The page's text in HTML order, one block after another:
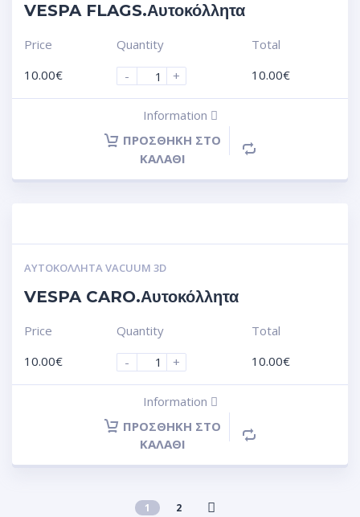
VESPA FLAGS.Αυτοκόλλητα
Price
10.00€
Quantity
-
+
Total
10.00€
Information
ΠΡΟΣΘΉΚΗ ΣΤΟ
ΚΑΛΆΘΙ
ΑΥΤΟΚΌΛΛΗΤΑ VACUUM 3D
VESPA CARO.Αυτοκόλλητα
Price
10.00€
Quantity
-
+
Total
10.00€
Information
ΠΡΟΣΘΉΚΗ ΣΤΟ
ΚΑΛΆΘΙ
1 2